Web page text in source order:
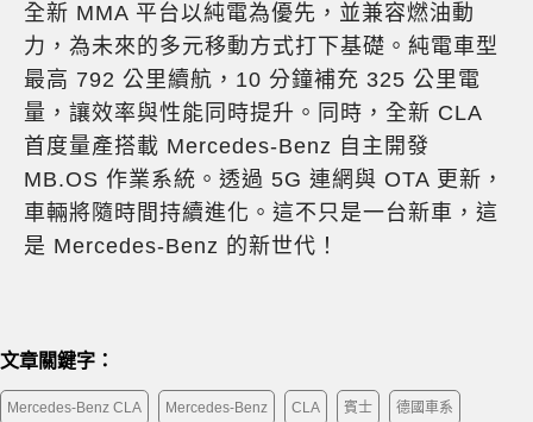
全新 MMA 平台以純電為優先，並兼容燃油動
力，為未來的多元移動方式打下基礎。純電車型
最高 792 公里續航，10 分鐘補充 325 公里電
量，讓效率與性能同時提升。同時，全新 CLA
首度量產搭載 Mercedes-Benz 自主開發
MB.OS 作業系統。透過 5G 連網與 OTA 更新，
車輛將隨時間持續進化。這不只是一台新車，這
是 Mercedes-Benz 的新世代！
文章關鍵字：
Mercedes-Benz CLA Mercedes-Benz CLA 賓士 德國車系